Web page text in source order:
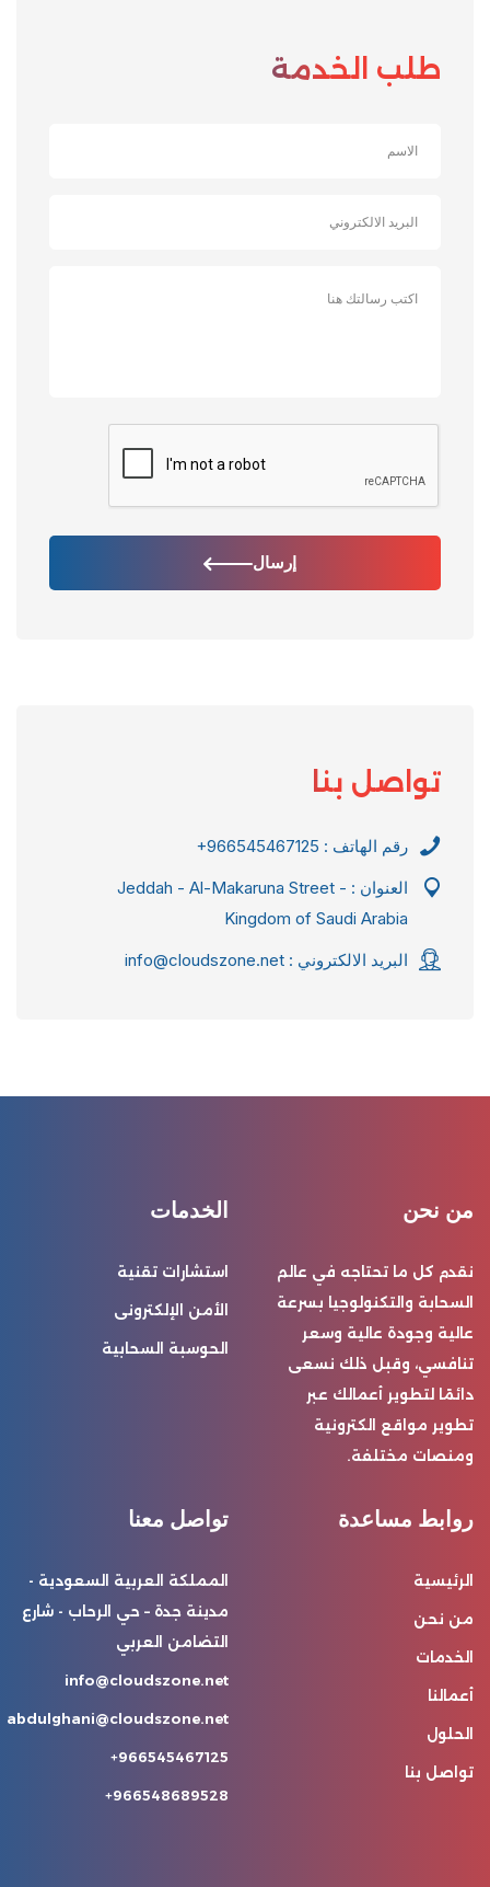
طلب الخدمة
إرسال
تواصل بنا
رقم الهاتف : +966545467125
العنوان : Jeddah - Al-Makaruna Street -
Kingdom of Saudi Arabia
البريد الالكتروني : info@cloudszone.net
من نحن
نقدم كل ما تحتاجه في عالم
السحابة والتكنولوجيا بسرعة
عالية وجودة عالية وسعر
تنافسي، وقبل ذلك نسعى
دائمًا لتطوير أعمالك عبر
تطوير مواقع الكترونية
ومنصات مختلفة.
الخدمات
استشارات تقنية
الأمن الإلكترونى
الحوسبة السحابية
روابط مساعدة
الرئيسية
من نحن
الخدمات
أعمالنا
الحلول
تواصل بنا
تواصل معنا
المملكة العربية السعودية -
مدينة جدة – حي الرحاب - شارع
التضامن العربي
info@cloudszone.net
abdulghani@cloudszone.net
966545467125+
966548689528+